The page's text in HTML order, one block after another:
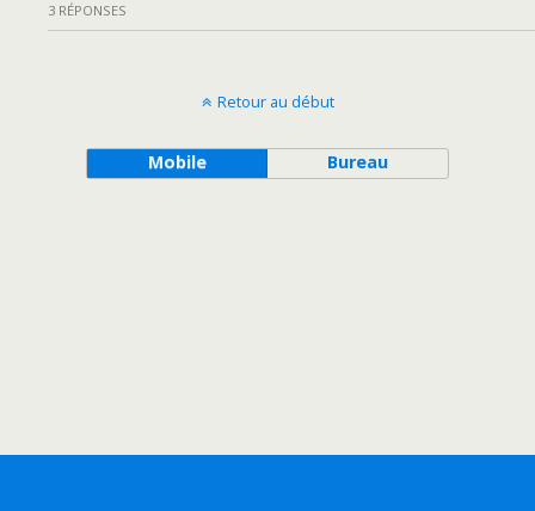
3 RÉPONSES
Retour au début
Mobile Bureau